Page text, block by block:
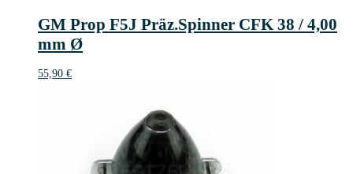
GM Prop F5J Präz.Spinner CFK 38 / 4,00
mm Ø
55,90 €